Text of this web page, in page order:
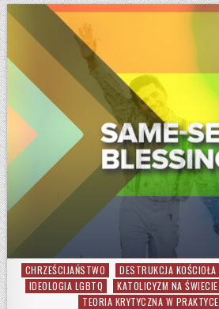
Posted in
CHRZEŚCIJAŃSTWO DESTRUKCJA KOŚCIOŁA
IDEOLOGIA LGBTQ
KATOLICYZM NA ŚWIECIE
TEORIA KRYTYCZNA W PRAKTYCE